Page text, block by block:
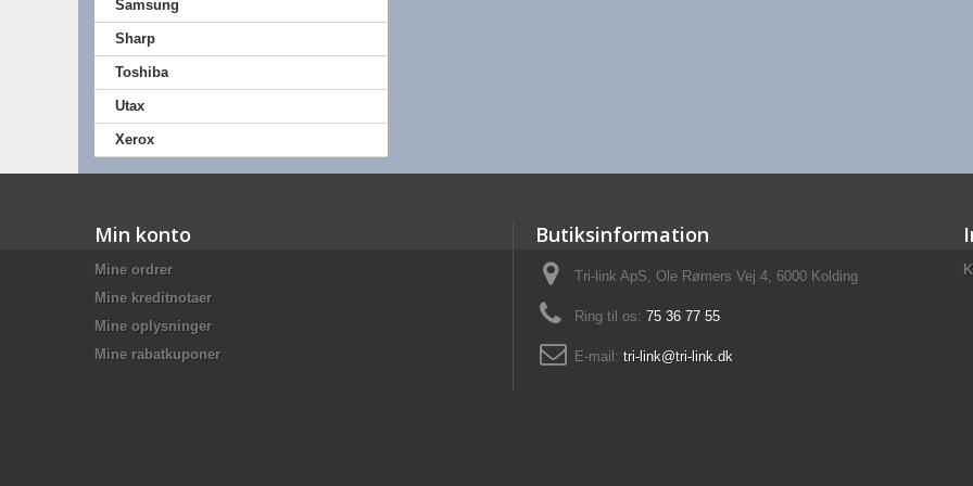
Samsung
Sharp
Toshiba
Utax
Xerox
Min konto
Mine ordrer
Mine kreditnotaer
Mine oplysninger
Mine rabatkuponer
Butiksinformation
Tri-link ApS, Ole Rømers Vej 4, 6000 Kolding
Ring til os: 75 36 77 55
E-mail: tri-link@tri-link.dk